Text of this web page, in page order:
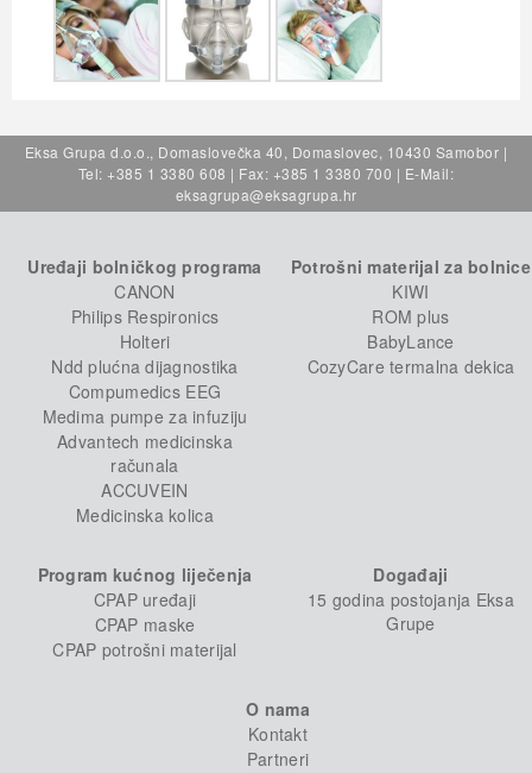
Eksa Grupa d.o.o., Domaslovečka 40, Domaslovec, 10430 Samobor |
Tel: +385 1 3380 608 | Fax: +385 1 3380 700 | E-Mail:
eksagrupa@eksagrupa.hr
Uređaji bolničkog programa
CANON
Philips Respironics
Holteri
Ndd plućna dijagnostika
Compumedics EEG
Medima pumpe za infuziju
Advantech medicinska
računala
ACCUVEIN
Medicinska kolica
Potrošni materijal za bolnice
KIWI
ROM plus
BabyLance
CozyCare termalna dekica
Program kućnog liječenja
CPAP uređaji
CPAP maske
CPAP potrošni materijal
Događaji
15 godina postojanja Eksa
Grupe
O nama
Kontakt
Partneri